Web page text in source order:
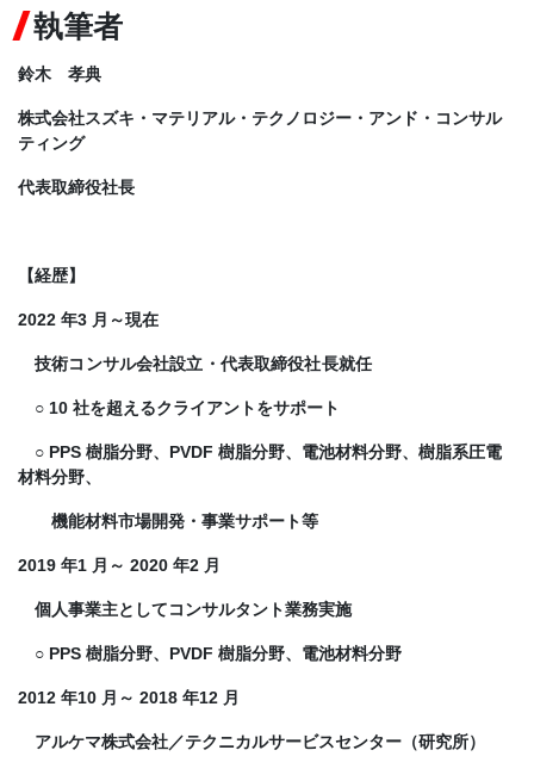
執筆者
鈴木 孝典
株式会社スズキ・マテリアル・テクノロジー・アンド・コンサル
ティング
代表取締役社長
【経歴】
2022 年3 月～現在
技術コンサル会社設立・代表取締役社長就任
○ 10 社を超えるクライアントをサポート
○ PPS 樹脂分野、PVDF 樹脂分野、電池材料分野、樹脂系圧電
材料分野、
機能材料市場開発・事業サポート等
2019 年1 月～ 2020 年2 月
個人事業主としてコンサルタント業務実施
○ PPS 樹脂分野、PVDF 樹脂分野、電池材料分野
2012 年10 月～ 2018 年12 月
アルケマ株式会社／テクニカルサービスセンター（研究所）